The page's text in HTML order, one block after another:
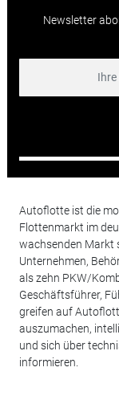
Newsletter
Autoflotte ist die
Flottenmarkt im
wachsenden Markt
Unternehmen,
als zehn PKW/
Geschäftsführer,
greifen auf
auszumachen,
und sich über
informieren.